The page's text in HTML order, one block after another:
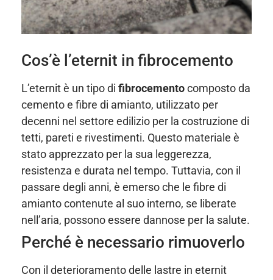
Cos’è l’eternit in fibrocemento
L’eternit è un tipo di fibrocementocomposto da
cemento e fibre di amianto, utilizzato per
decenni nel settore edilizio per la costruzione di
tetti, pareti e rivestimenti. Questo materiale è
stato apprezzato per la sua leggerezza,
resistenza e durata nel tempo. Tuttavia, con il
passare degli anni, è emerso che le fibre di
amianto contenute al suo interno, se liberate
nell’aria, possono essere dannose per la salute.
Perché è necessario rimuoverlo
Con il deterioramento delle lastre in eternit